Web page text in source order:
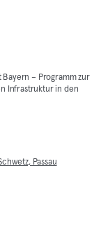
– Programm zur
Infrastruktur in den
Passau